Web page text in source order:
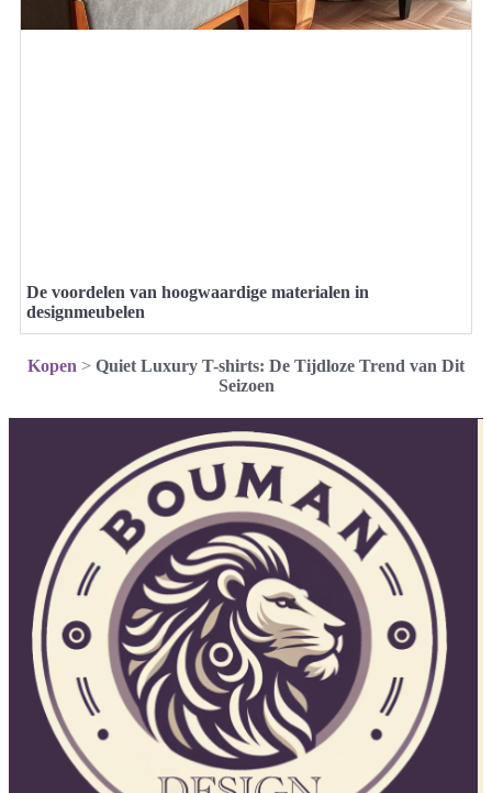
De voordelen van hoogwaardige materialen in
designmeubelen
Kopen > Quiet Luxury T-shirts: De Tijdloze Trend van Dit
Seizoen